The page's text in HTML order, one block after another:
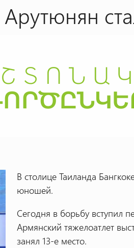
В столице Таиланда
юношей.
Сегодня в борьбу вступил
Армянский тяжелоатлет
занял 13-е место.